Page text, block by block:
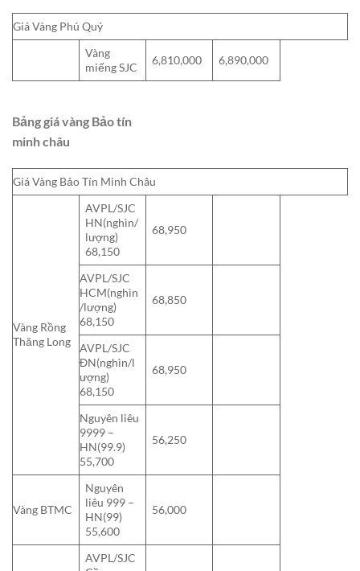
Giá Vàng Phú Quý
Vàng
miếng SJC
6,810,000 6,890,000
Bảng giá vàng Bảo tín
minh châu
Giá Vàng Bảo Tín Minh Châu
Vàng Rồng
Thăng Long
AVPL/SJC
HN(nghìn/
lượng)
68,150
68,950
AVPL/SJC
HCM(nghìn
/lượng)
68,150
68,850
AVPL/SJC
ĐN(nghìn/l
ượng)
68,150
68,950
Nguyên liêu
9999 –
HN(99.9)
55,700
56,250
Vàng BTMC
Nguyên
liêu 999 –
HN(99)
55,600
56,000
AVPL/SJC